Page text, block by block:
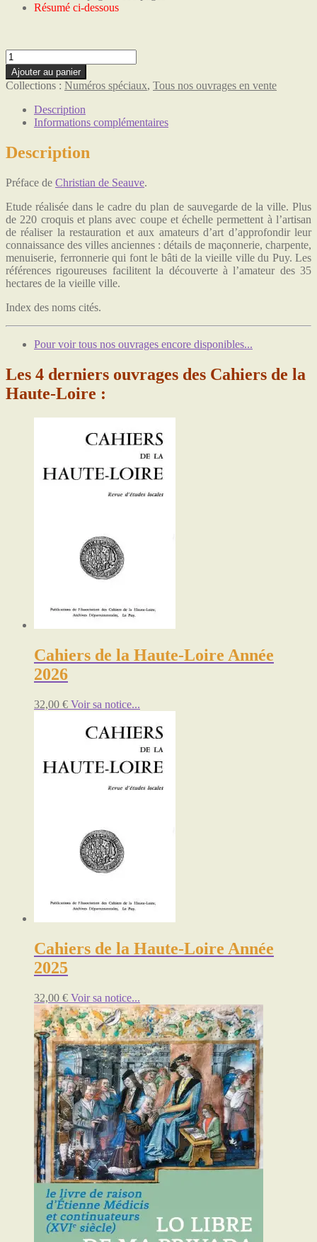
Résumé ci-dessous
quantité
de
Notes
et
croquis
pour
à
la
de
ville
du
Puy
Ajouter au panier
Collections : Numéros spéciaux, Tous nos ouvrages en vente
Description
Informations complémentaires
Description
Préface de Christian de Seauve.
Etude réalisée dans le cadre du plan de sauvegarde de la ville. Plus
de 220 croquis et plans avec coupe et échelle permettent à l’artisan
de réaliser la restauration et aux amateurs d’art d’approfondir leur
connaissance des villes anciennes : détails de maçonnerie, charpente,
menuiserie, ferronnerie qui font le bâti de la vieille ville du Puy. Les
références rigoureuses facilitent la découverte à l’amateur des 35
hectares de la vieille ville.
Index des noms cités.
Pour voir tous nos ouvrages encore disponibles...
Les 4 derniers ouvrages des Cahiers de la
Haute-Loire :
Cahiers de la Haute-Loire Année
2026
32,00 € Voir sa notice...
Cahiers de la Haute-Loire Année
2025
32,00 € Voir sa notice...